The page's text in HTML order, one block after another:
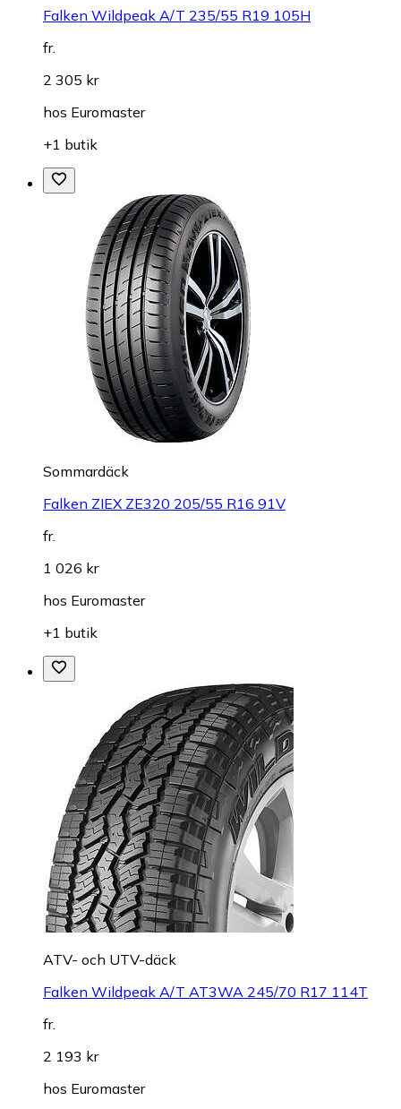
Falken Wildpeak A/T 235/55 R19 105H
fr.
2 305 kr
hos Euromaster
+1 butik
Sommardäck
Falken ZIEX ZE320 205/55 R16 91V
fr.
1 026 kr
hos Euromaster
+1 butik
ATV- och UTV-däck
Falken Wildpeak A/T AT3WA 245/70 R17 114T
fr.
2 193 kr
hos Euromaster